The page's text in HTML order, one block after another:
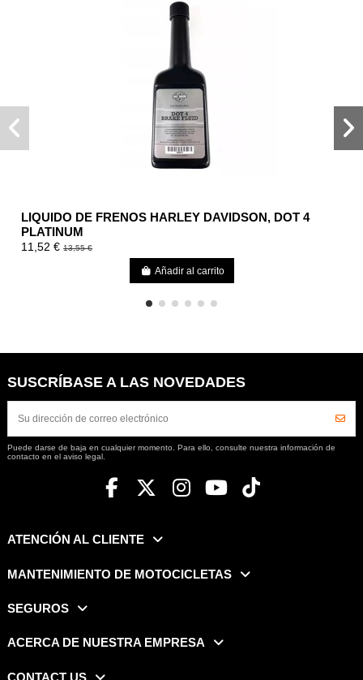
LIQUIDO DE FRENOS HARLEY DAVIDSON, DOT 4
PLATINUM
11,52 €13,55 €
Añadir al carrito
SUSCRÍBASE A LAS NOVEDADES
Puede darse de baja en cualquier momento. Para ello, consulte nuestra información de
contacto en el aviso legal.
ATENCIÓN AL CLIENTE
MANTENIMIENTO DE MOTOCICLETAS
SEGUROS
ACERCA DE NUESTRA EMPRESA
CONTACT US